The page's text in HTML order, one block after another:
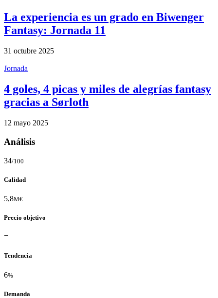
La experiencia es un grado en Biwenger
Fantasy: Jornada 11
31 octubre 2025
Jornada
4 goles, 4 picas y miles de alegrías fantasy
gracias a Sørloth
12 mayo 2025
Análisis
34/100
Calidad
5,8M€
Precio objetivo
=
Tendencia
6%
Demanda